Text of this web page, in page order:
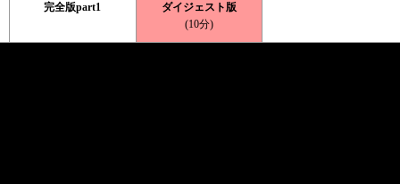
完全版part1
ダイジェスト版
(10分)